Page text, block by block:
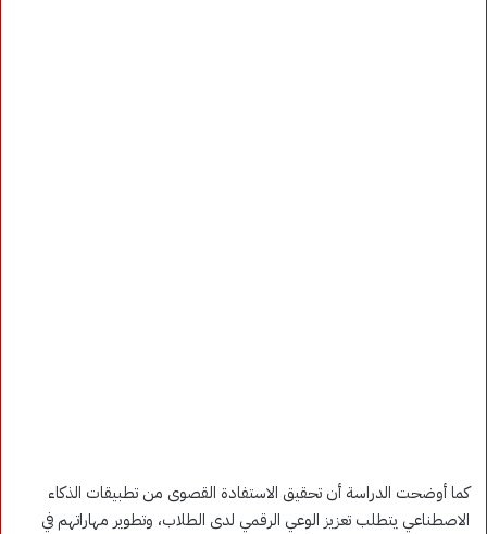
كما أوضحت الدراسة أن تحقيق الاستفادة القصوى من تطبيقات الذكاء
الاصطناعي يتطلب تعزيز الوعي الرقمي لدى الطلاب، وتطوير مهاراتهم في